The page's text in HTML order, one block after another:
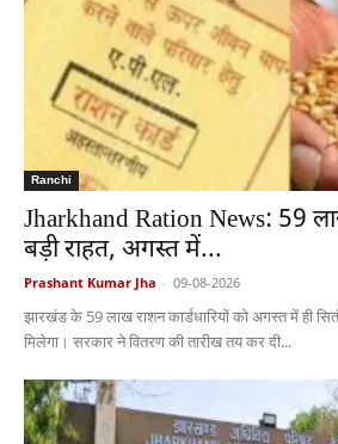
Ranchi
Jharkhand Ration News: 59
बड़ी राहत, अगस्त में...
Prashant Kumar Jha - 09-08-2026
झारखंड के 59 लाख राशन कार्डधारियों को अगस्त में ही
मिलेगा। सरकार ने वितरण की तारीख तय कर दी...